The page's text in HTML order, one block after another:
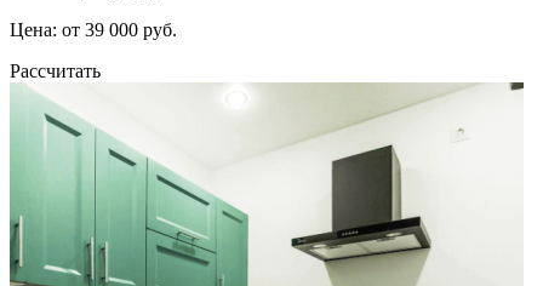
Цена: от 39 000 руб.
Рассчитать